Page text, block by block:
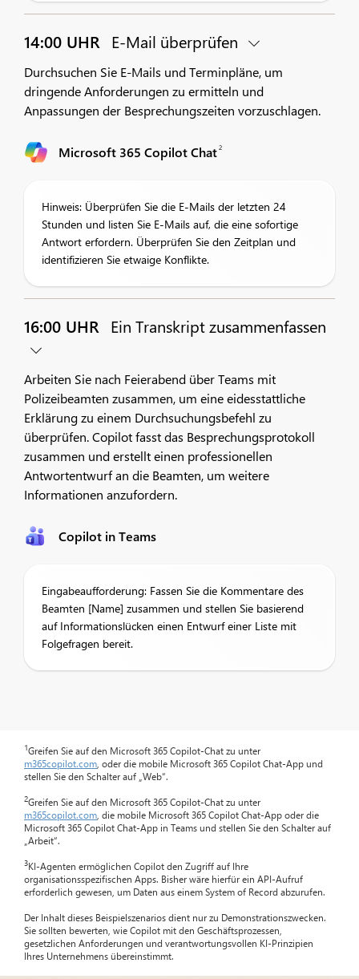
14:00 UHR E-Mail überprüfen
Durchsuchen Sie E-Mails und Terminpläne, um
dringende Anforderungen zu ermitteln und
Anpassungen der Besprechungszeiten vorzuschlagen.
Microsoft 365 Copilot Chat2
Hinweis: Überprüfen Sie die E-Mails der letzten 24
Stunden und listen Sie E-Mails auf, die eine sofortige
Antwort erfordern. Überprüfen Sie den Zeitplan und
identifizieren Sie etwaige Konflikte.
16:00 UHR Ein Transkript zusammenfassen
Arbeiten Sie nach Feierabend über Teams mit
Polizeibeamten zusammen, um eine eidesstattliche
Erklärung zu einem Durchsuchungsbefehl zu
überprüfen. Copilot fasst das Besprechungsprotokoll
zusammen und erstellt einen professionellen
Antwortentwurf an die Beamten, um weitere
Informationen anzufordern.
Copilot in Teams
Eingabeaufforderung: Fassen Sie die Kommentare des
Beamten [Name] zusammen und stellen Sie basierend
auf Informationslücken einen Entwurf einer Liste mit
Folgefragen bereit.
1Greifen Sie auf den Microsoft 365 Copilot-Chat zu unter
m365copilot.com , oder die mobile Microsoft 365 Copilot Chat-App und
stellen Sie den Schalter auf „Web“.
2Greifen Sie auf den Microsoft 365 Copilot-Chat zu unter
m365copilot.com , die mobile Microsoft 365 Copilot Chat-App oder die
Microsoft 365 Copilot Chat-App in Teams und stellen Sie den Schalter auf
„Arbeit“.
3KI-Agenten ermöglichen Copilot den Zugriff auf Ihre
organisationsspezifischen Apps. Bisher wäre hierfür ein API-Aufruf
erforderlich gewesen, um Daten aus einem System of Record abzurufen.
Der Inhalt dieses Beispielszenarios dient nur zu Demonstrationszwecken.
Sie sollten bewerten, wie Copilot mit den Geschäftsprozessen,
gesetzlichen Anforderungen und verantwortungsvollen KI-Prinzipien
Ihres Unternehmens übereinstimmt.